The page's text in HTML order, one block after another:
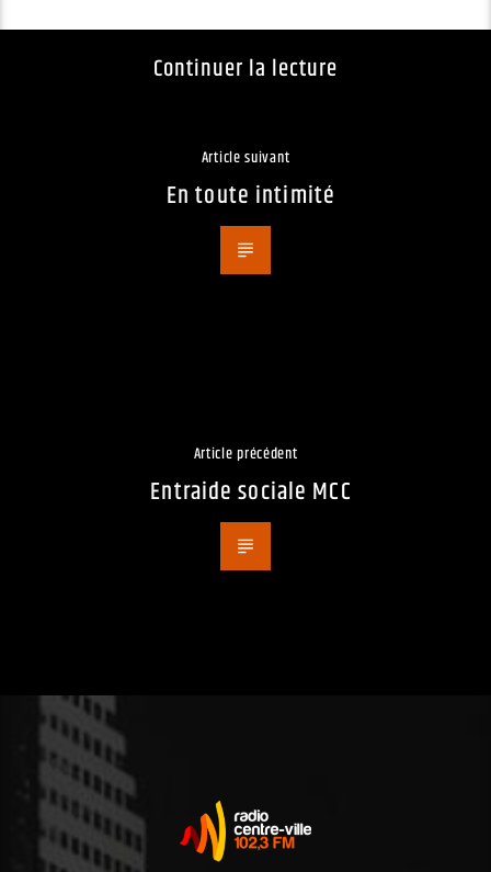
Continuer la lecture
Article suivant
En toute intimité
Article précédent
Entraide sociale MCC